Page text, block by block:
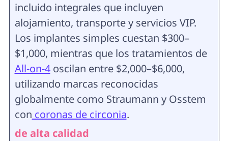
incluido integrales que incluyen
alojamiento, transporte y servicios VIP.
Los implantes simples cuestan $300–
$1,000, mientras que los tratamientos de
All-on-4oscilan entre $2,000–$6,000,
utilizando marcas reconocidas
globalmente como Straumann y Osstem
con coronas de circonia.
de alta calidad